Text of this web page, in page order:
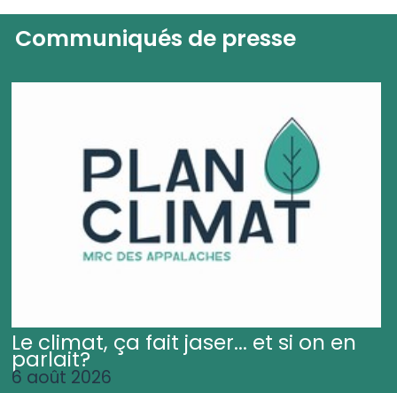
Communiqués de presse
Le climat, ça fait jaser... et si on en
parlait?
6 août 2026